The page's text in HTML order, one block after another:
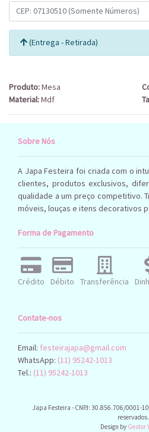
(Entrega - Retirada)
Produto:Mesa
Material:Mdf
Sobre Nós
A Japa Festeira foi criada com o
clientes, produtos exclusivos,
qualidade a um preço competitivo.
móveis, louças e itens decorativos
Forma de Pagamento
Crédito Débito Transferência
Contate-nos
Email: festeirajapa@gmail.com
WhatsApp: (11) 95242-1013
Tel.: (11) 95242-1013
Japa Festeira - CNPJ: 30.856.706/0001-
reservados.
Design by Gestor